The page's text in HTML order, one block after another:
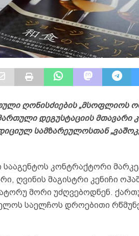
ღონისძიების „მსოფლიოს
დეგუსტაციის მთავარი
სამზარეულოსთან
კონტრაქტორი
ღვინის მაგისტრი კენიჩი
მორი უძღვებოდნენ.
საელჩოს დროებითი